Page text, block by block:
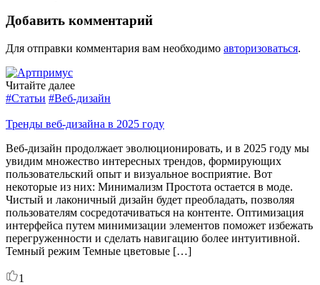
Добавить комментарий
Для отправки комментария вам необходимо авторизоваться.
Читайте далее
#Статьи #Веб-дизайн
Тренды веб-дизайна в 2025 году
Веб-дизайн продолжает эволюционировать, и в 2025 году мы
увидим множество интересных трендов, формирующих
пользовательский опыт и визуальное восприятие. Вот
некоторые из них: Минимализм Простота остается в моде.
Чистый и лаконичный дизайн будет преобладать, позволяя
пользователям сосредотачиваться на контенте. Оптимизация
интерфейса путем минимизации элементов поможет избежать
перегруженности и сделать навигацию более интуитивной.
Темный режим Темные цветовые […]
1